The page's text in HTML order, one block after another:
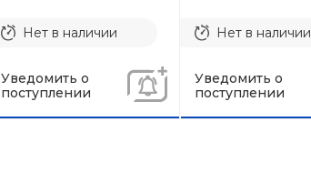
Нет в наличии
Уведомить о
поступлении
Нет в наличии
Уведомить о
поступлении